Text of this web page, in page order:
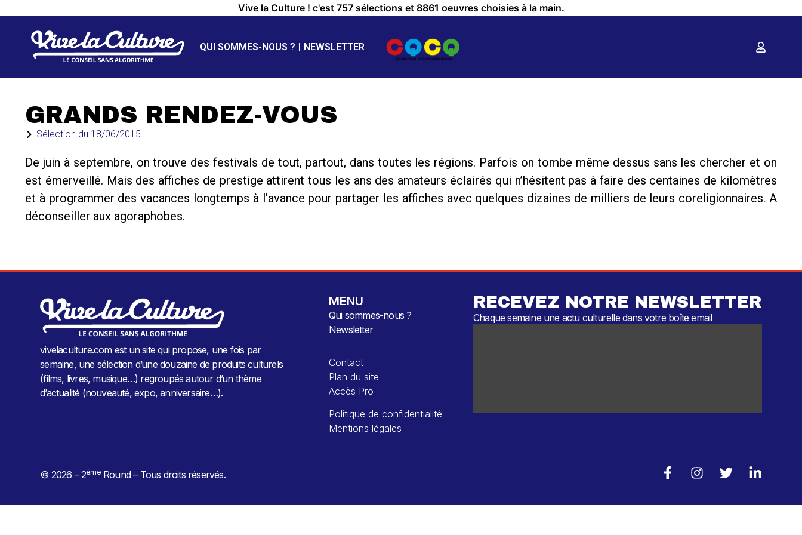
Vive la Culture ! c'est 757 sélections et 8861 oeuvres choisies à la main.
QUI SOMMES-NOUS ? NEWSLETTER
GRANDS RENDEZ-VOUS
Sélection du 18/06/2015
De juin à septembre, on trouve des festivals de tout, partout, dans toutes les régions. Parfois on tombe même dessus sans les chercher et on
est émerveillé. Mais des affiches de prestige attirent tous les ans des amateurs éclairés qui n’hésitent pas à faire des centaines de kilomètres
et à programmer des vacances longtemps à l’avance pour partager les affiches avec quelques dizaines de milliers de leurs coreligionnaires. A
déconseiller aux agoraphobes.
vivelaculture.com est un site qui propose, une fois par
semaine, une sélection d’une douzaine de produits culturels
(films, livres, musique…) regroupés autour d’un thème
d’actualité (nouveauté, expo, anniversaire…).
MENU
Qui sommes-nous ?
Newsletter
Contact
Plan du site
Accès Pro
Politique de confidentialité
Mentions légales
RECEVEZ NOTRE NEWSLETTER
Chaque semaine une actu culturelle dans votre boîte email
© 2026 – 2èmeRound – Tous droits réservés.